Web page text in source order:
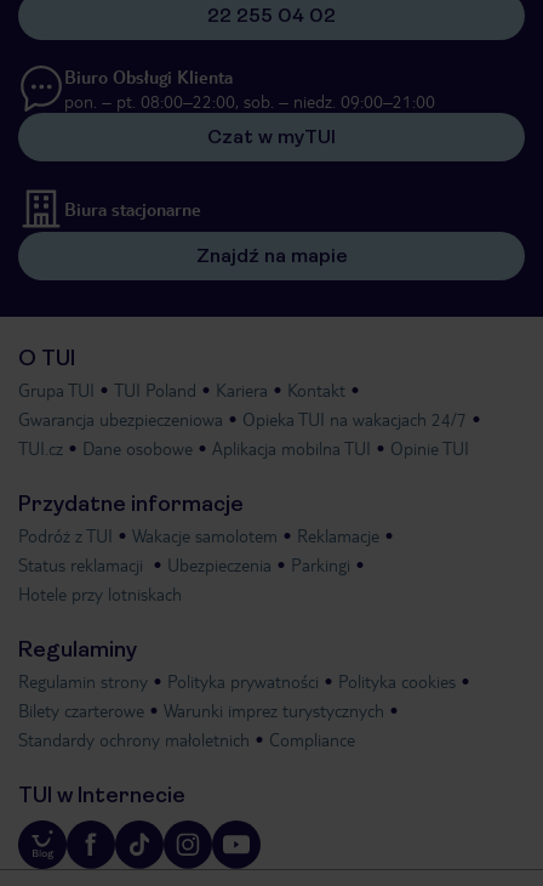
22 255 04 02
Biuro Obsługi Klienta
pon. – pt. 08:00–22:00, sob. – niedz. 09:00–21:00
Czat w myTUI
Biura stacjonarne
Znajdź na mapie
O TUI
Grupa TUI TUI Poland Kariera
Kontakt
Gwarancja ubezpieczeniowa
Opieka TUI na wakacjach 24/7
TUI.cz
Dane osobowe Aplikacja mobilna TUI Opinie TUI
Przydatne informacje
Podróż z TUI Wakacje samolotem
Reklamacje
Status reklamacji
Ubezpieczenia
Parkingi
Hotele przy lotniskach
Regulaminy
Regulamin strony Polityka prywatności
Polityka cookies
Bilety czarterowe
Warunki imprez turystycznych
Standardy ochrony małoletnich
Compliance
TUI w Internecie